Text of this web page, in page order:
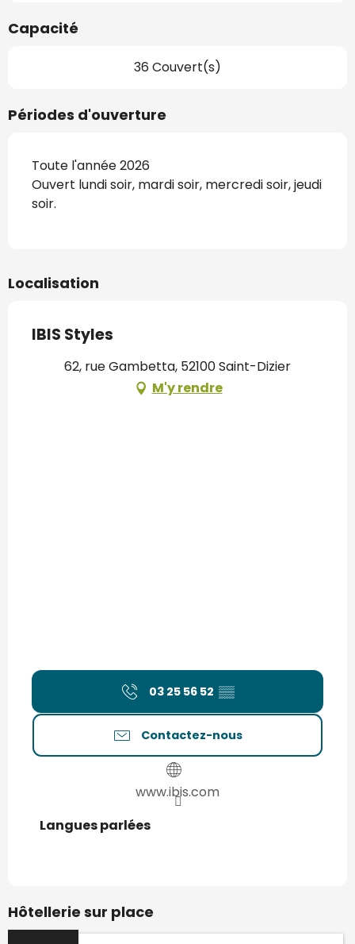
Capacité
36 Couvert(s)
Périodes d'ouverture
Toute l'année 2026
Ouvert lundi soir, mardi soir, mercredi soir, jeudi
soir.
Localisation
IBIS Styles
62, rue Gambetta, 52100 Saint-Dizier
M'y rendre
03 25 56 52 ▒▒
Contactez-nous
www.ibis.com
Langues parlées
Langues parlées
Hôtellerie sur place